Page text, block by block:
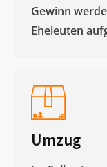
Gewinn
Eheleuten
Umzug